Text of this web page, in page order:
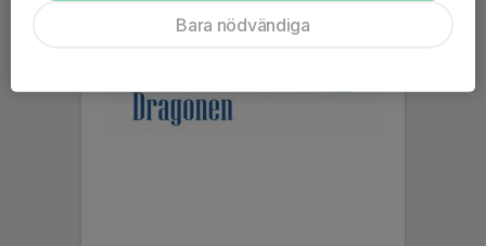
Bara nödvändiga